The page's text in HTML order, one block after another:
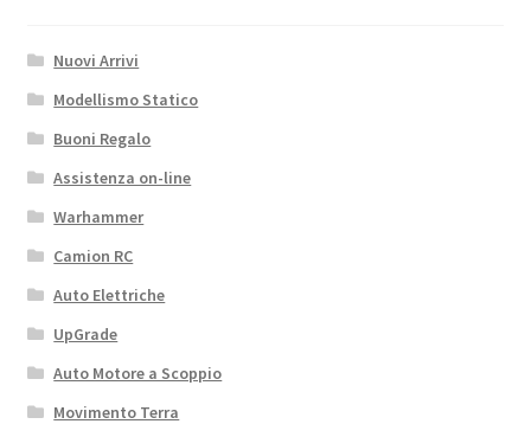
Nuovi Arrivi
Modellismo Statico
Buoni Regalo
Assistenza on-line
Warhammer
Camion RC
Auto Elettriche
UpGrade
Auto Motore a Scoppio
Movimento Terra